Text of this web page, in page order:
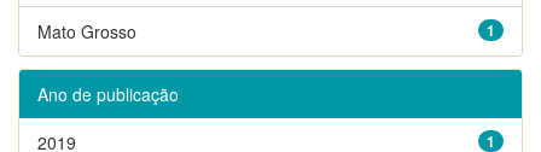
1
Mato Grosso
Ano de publicação
1
2019